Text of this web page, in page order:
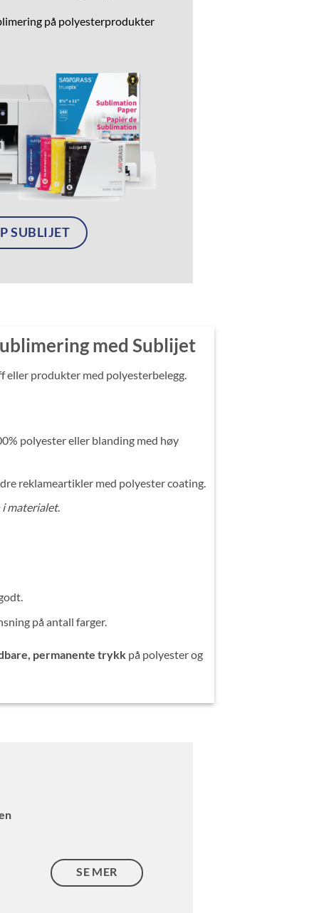
på polyesterprodukter
SUBLIJET
med Sublijet
eller produkter med polyesterbelegg.
polyester eller blanding med høy
reklameartikler med polyester coating.
materialet.
på antall farger.
permanente trykk på polyester og
SE MER